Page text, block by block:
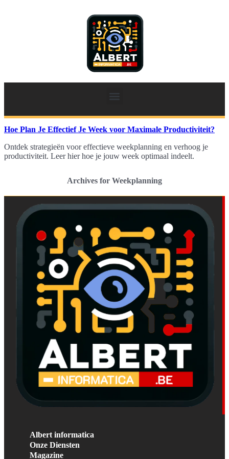
Hoe Plan Je Effectief Je Week voor Maximale Productiviteit?
Ontdek strategieën voor effectieve weekplanning en verhoog je
productiviteit. Leer hier hoe je jouw week optimaal indeelt.
Archives for Weekplanning
Albert informatica
Onze Diensten
Magazine